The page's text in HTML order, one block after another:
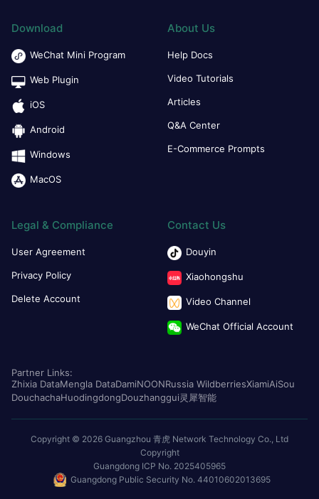
Download
WeChat Mini Program
Web Plugin
iOS
Android
Windows
MacOS
About Us
Help Docs
Video Tutorials
Articles
Q&A Center
E-Commerce Prompts
Legal & Compliance
User Agreement
Privacy Policy
Delete Account
Contact Us
Douyin
Xiaohongshu
Video Channel
WeChat Official Account
Partner Links:
Zhixia DataMengla DataDamiNOONRussia WildberriesXiamiAiSou
DouchachaHuodingdongDouzhanggui灵犀智能
Copyright © 2026 Guangzhou 青虎 Network Technology Co., Ltd
Copyright
Guangdong ICP No. 2025405965
Guangdong Public Security No. 44010602013695